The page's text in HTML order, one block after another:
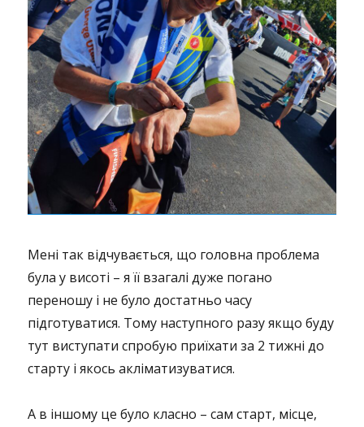
Мені так відчувається, що головна проблема
була у висоті – я її взагалі дуже погано
переношу і не було достатньо часу
підготуватися. Тому наступного разу якщо буду
тут виступати спробую приїхати за 2 тижні до
старту і якось акліматизуватися.
А в іншому це було класно – сам старт, місце,